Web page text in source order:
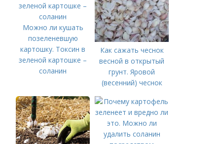
Можно ли кушать
позеленевшую
картошку. Токсин в
зеленой картошке –
соланин
Как сажать чеснок
весной в открытый
грунт. Яровой
(весенний) чеснок